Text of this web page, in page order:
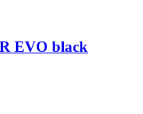
EVO black